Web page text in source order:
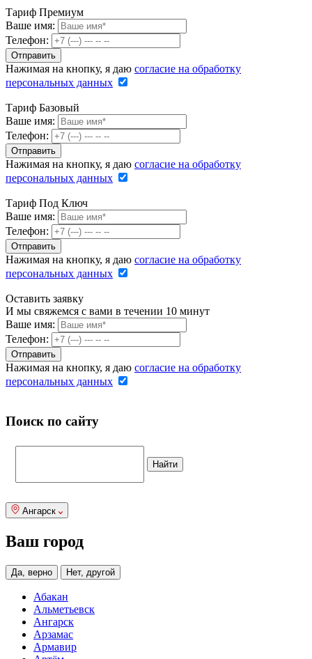
Тариф Премиум
Ваше имя:
Телефон:
Нажимая на кнопку, я даю согласие на обработку
персональных данных
Тариф Базовый
Ваше имя:
Телефон:
Нажимая на кнопку, я даю согласие на обработку
персональных данных
Тариф Под Ключ
Ваше имя:
Телефон:
Нажимая на кнопку, я даю согласие на обработку
персональных данных
Оставить заявку
И мы свяжемся с вами в течении 10 минут
Ваше имя:
Телефон:
Нажимая на кнопку, я даю согласие на обработку
персональных данных
Поиск по сайту
Ангарск
Ваш город
Да, верно Нет, другой
Абакан
Альметьевск
Ангарск
Арзамас
Армавир